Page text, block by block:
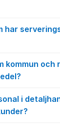
har
kommun och
i